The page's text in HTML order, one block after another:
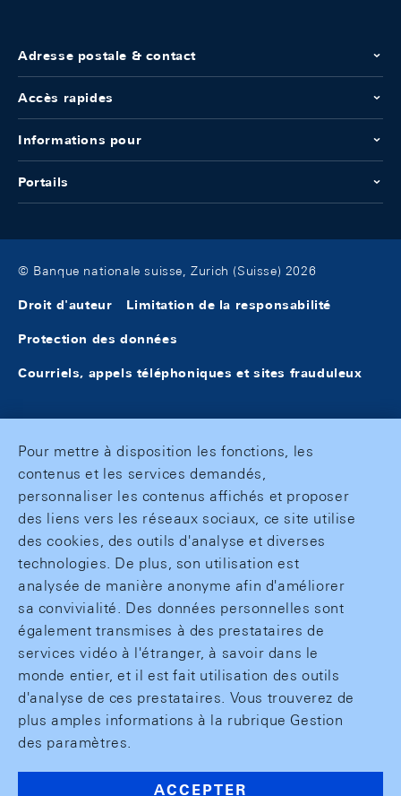
Adresse postale & contact
Accès rapides
Informations pour
Portails
© Banque nationale suisse, Zurich (Suisse) 2026
Droit d'auteur Limitation de la responsabilité
Protection des données
Courriels, appels téléphoniques et sites frauduleux
Pour mettre à disposition les fonctions, les
contenus et les services demandés,
personnaliser les contenus affichés et proposer
des liens vers les réseaux sociaux, ce site utilise
des cookies, des outils d'analyse et diverses
technologies. De plus, son utilisation est
analysée de manière anonyme afin d'améliorer
sa convivialité. Des données personnelles sont
également transmises à des prestataires de
services vidéo à l'étranger, à savoir dans le
monde entier, et il est fait utilisation des outils
d'analyse de ces prestataires. Vous trouverez de
plus amples informations à la rubrique Gestion
des paramètres.
ACCEPTER